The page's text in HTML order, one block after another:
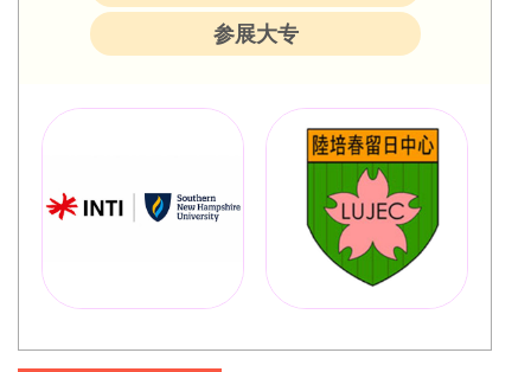
参展大专